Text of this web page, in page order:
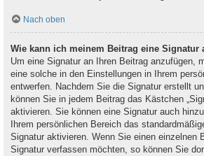
Nach oben
Wie kann ich meinem Beitrag eine Signatur
Um eine Signatur an Ihren Beitrag anzufügen,
eine solche in den Einstellungen in Ihrem
entwerfen. Nachdem Sie die Signatur erstellt
können Sie in jedem Beitrag das Kästchen
aktivieren. Sie können eine Signatur auch
Ihrem persönlichen Bereich das
Signatur aktivieren. Wenn Sie einen einzelnen
Signatur verfassen möchten, so können Sie